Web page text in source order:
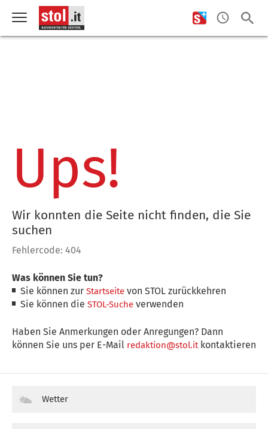
Ups!
Wir konnten die Seite nicht finden, die Sie
suchen
Fehlercode: 404
Was können Sie tun?
Sie können zurStartseite von STOL zurückkehren
Sie können dieSTOL-Suche verwenden
Haben Sie Anmerkungen oder Anregungen? Dann
können Sie uns per E-Mail redaktion@stol.itkontaktieren
Wetter